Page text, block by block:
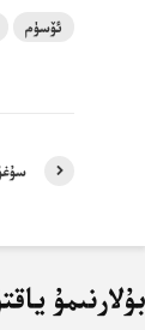
ئۆسۈم
بۇلارنىمۇ